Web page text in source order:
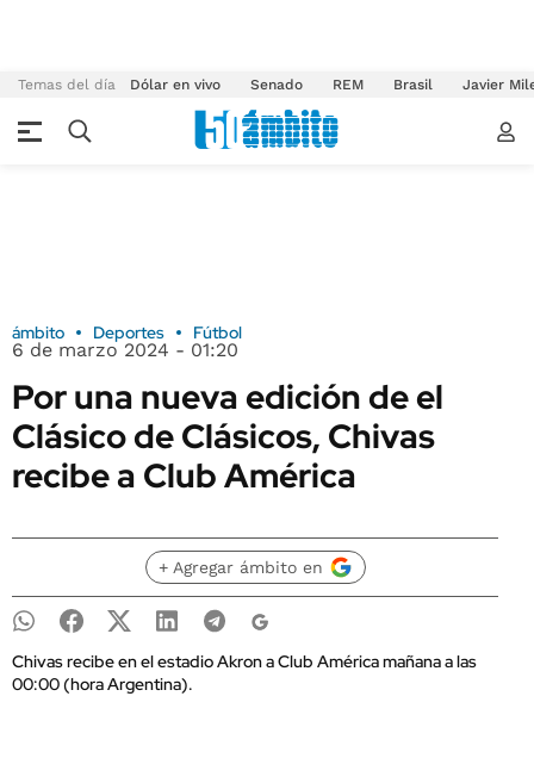
Temas del día Dólar en vivo Senado REM Brasil Javier
ámbito Deportes Fútbol
6 de marzo 2024 - 01:20
Por una nueva edición de el
Clásico de Clásicos, Chivas
recibe a Club América
+ Agregar ámbito en
Chivas recibe en el estadio Akron a Club América mañana a las
00:00 (hora Argentina).